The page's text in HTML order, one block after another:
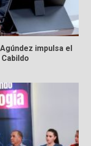
impulsa el